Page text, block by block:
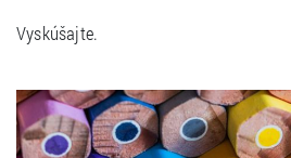
Vyskúšajte.